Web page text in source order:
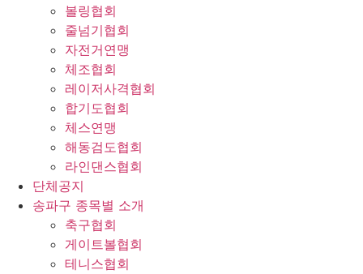
볼링협회
줄넘기협회
자전거연맹
체조협회
레이저사격협회
합기도협회
체스연맹
해동검도협회
라인댄스협회
단체공지
송파구 종목별 소개
축구협회
게이트볼협회
테니스협회